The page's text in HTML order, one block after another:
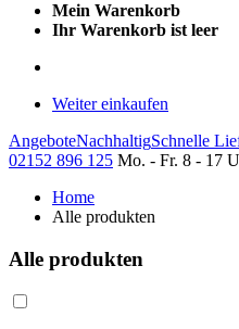
Mein Warenkorb
Ihr Warenkorb ist leer
Weiter einkaufen
AngeboteNachhaltigSchnelle
02152 896 125 Mo. - Fr. 8 - 17
Home
Alle produkten
Alle produkten